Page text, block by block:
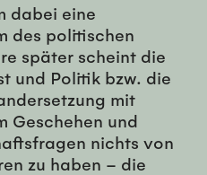
dabei eine
des politischen
später scheint die
und Politik bzw. die
mit
Geschehen und
nichts von
zu haben – die